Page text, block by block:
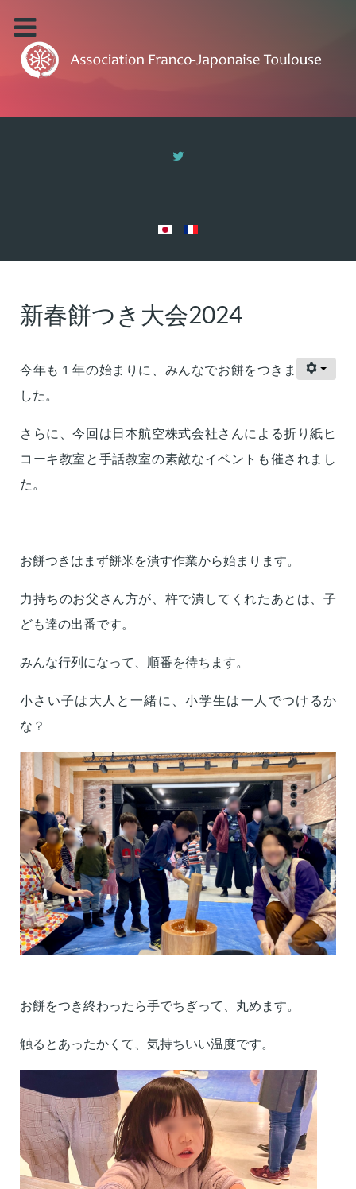
新春餅つき大会2024
今年も１年の始まりに、みんなでお餅をつきま
した。
さらに、今回は日本航空株式会社さんによる折り紙ヒ
コーキ教室と手話教室の素敵なイベントも催されまし
た。
お餅つきはまず餅米を潰す作業から始まります。
力持ちのお父さん方が、杵で潰してくれたあとは、子
ども達の出番です。
みんな行列になって、順番を待ちます。
小さい子は大人と一緒に、小学生は一人でつけるか
な？
お餅をつき終わったら手でちぎって、丸めます。
触るとあったかくて、気持ちいい温度です。